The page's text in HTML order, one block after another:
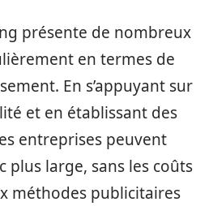
présente de nombreux
en termes de
En s’appuyant sur
et en établissant des
entreprises peuvent
plus large, sans les coûts
méthodes publicitaires